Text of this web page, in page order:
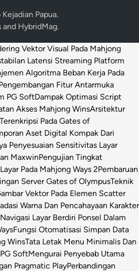
Kejadian Papua.
and HybridMag.
Vektor Visual Pada Mahjong
Latensi Streaming Platform
Algoritma Beban Kerja Pada
Fitur Antarmuka
PG SoftDampak Optimasi Script
Akses Mahjong WinsArsitektur
Pada Gates of
Aset Digital Kompak Dari
Penyesuaian Sensitivitas Layar
MaxwinPengujian Tingkat
Pada Mahjong Ways 2Pembaruan
Server Gates of OlympusTeknik
Vektor Pada Elemen Scatter
Warna Dan Pencahayaan Karakter
Layar Berdiri Ponsel Dalam
Fungsi Otomatisasi Simpan Data
WinsTata Letak Menu Minimalis Dan
SoftMengurai Penyebab Utama
Pragmatic PlayPerbandingan